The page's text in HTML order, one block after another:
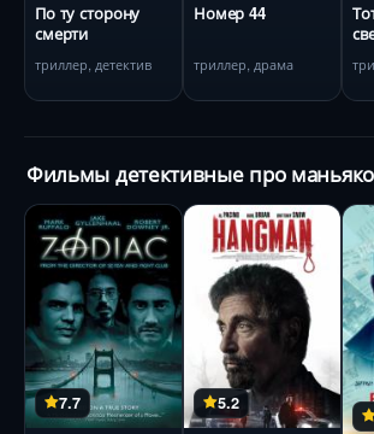
По ту сторону
смерти
триллер, детектив
Номер 44
триллер, драма
Фильмы детективные про
7.7 5.2